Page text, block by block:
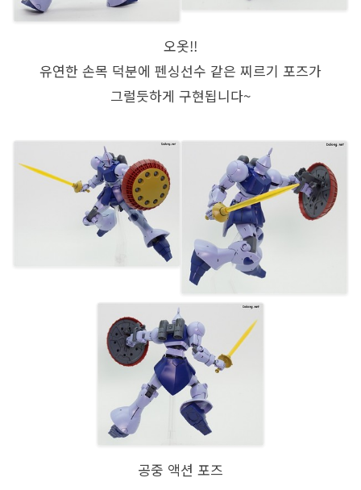
오옷!!
유연한 손목 덕분에 펜싱선수 같은 찌르기 포즈가
그럴듯하게 구현됩니다~
공중 액션 포즈